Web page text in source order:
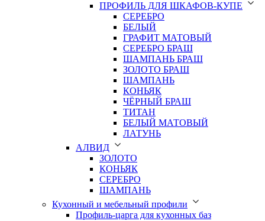
ПРОФИЛЬ ДЛЯ ШКАФОВ-КУПЕ
СЕРЕБРО
БЕЛЫЙ
ГРАФИТ МАТОВЫЙ
СЕРЕБРО БРАШ
ШАМПАНЬ БРАШ
ЗОЛОТО БРАШ
ШАМПАНЬ
КОНЬЯК
ЧЁРНЫЙ БРАШ
ТИТАН
БЕЛЫЙ МАТОВЫЙ
ЛАТУНЬ
АЛВИД
ЗОЛОТО
КОНЬЯК
СЕРЕБРО
ШАМПАНЬ
Кухонный и мебельный профили
Профиль-царга для кухонных баз